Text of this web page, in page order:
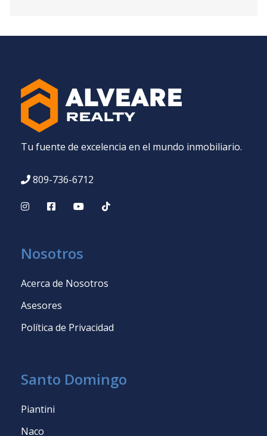
Tu fuente de excelencia en el mundo inmobiliario.
809-736-6712
Nosotros
Acerca de Nosotros
Asesores
Política de Privacidad
Santo Domingo
Piantini
Naco